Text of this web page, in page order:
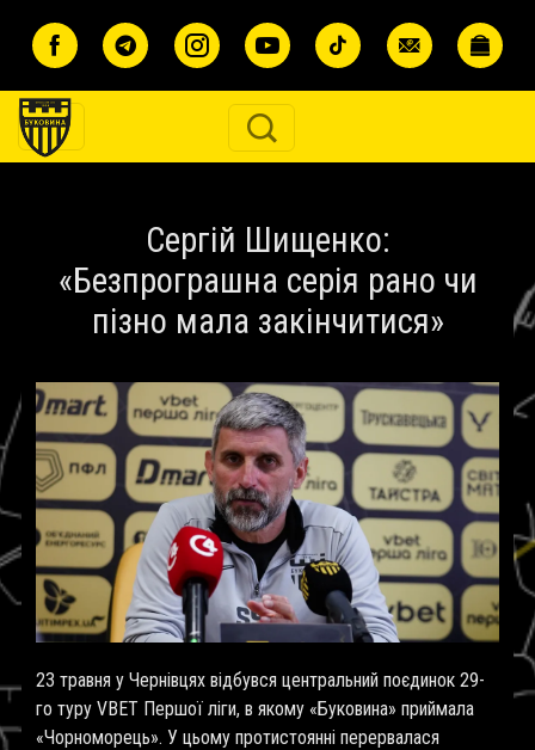
Сергій Шищенко:
«Безпрограшна серія рано чи
пізно мала закінчитися»
23 травня у Чернівцях відбувся центральний поєдинок 29-
го туру VBET Першої ліги, в якому «Буковина» приймала
«Чорноморець». У цьому протистоянні перервалася